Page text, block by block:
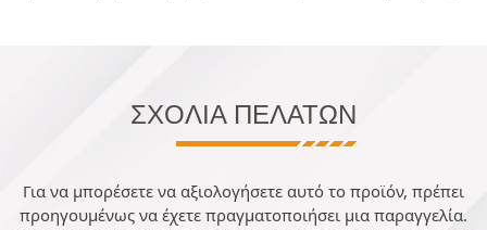
ΣΧΌΛΙΑ ΠΕΛΑΤΏΝ
Για να μπορέσετε να αξιολογήσετε αυτό το προϊόν, πρέπει
προηγουμένως να έχετε πραγματοποιήσει μια παραγγελία.